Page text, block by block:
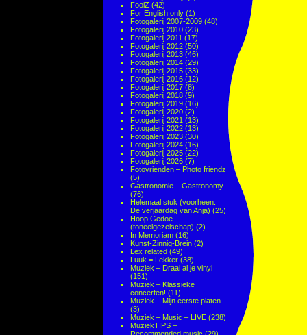
FoolZ (42)
For English only (1)
Fotogalerij 2007-2009 (48)
Fotogalerij 2010 (23)
Fotogalerij 2011 (17)
Fotogalerij 2012 (50)
Fotogalerij 2013 (46)
Fotogalerij 2014 (29)
Fotogalerij 2015 (33)
Fotogalerij 2016 (12)
Fotogalerij 2017 (8)
Fotogalerij 2018 (9)
Fotogalerij 2019 (16)
Fotogalerij 2020 (2)
Fotogalerij 2021 (13)
Fotogalerij 2022 (13)
Fotogalerij 2023 (30)
Fotogalerij 2024 (16)
Fotogalerij 2025 (22)
Fotogalerij 2026 (7)
Fotovrienden – Photo friendz
(5)
Gastronomie – Gastronomy
(76)
Helemaal stuk (voorheen:
De verjaardag van Anja) (25)
Hoop Gedoe
(toneelgezelschap) (2)
In Memoriam (16)
Kunst-Zinnig-Brein (2)
Lex related (49)
Luuk = Lekker (38)
Muziek – Draai al je vinyl
(151)
Muziek – Klassieke
concerten! (11)
Muziek – Mijn eerste platen
(3)
Muziek – Music – LIVE (238)
MuziekTIPS –